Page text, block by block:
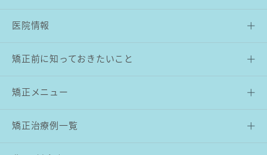
医院情報
矯正前に知っておきたいこと
矯正メニュー
矯正治療例一覧